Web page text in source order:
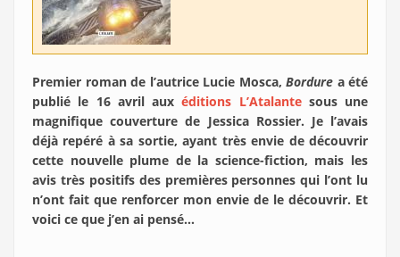
Premier roman de l’autrice Lucie Mosca, Bordure a été
publié le 16 avril auxéditions L’Atalantesous une
magnifique couverture de Jessica Rossier. Je l’avais
déjà repéré à sa sortie, ayant très envie de découvrir
cette nouvelle plume de la science-fiction, mais les
avis très positifs des premières personnes qui l’ont lu
n’ont fait que renforcer mon envie de le découvrir. Et
voici ce que j’en ai pensé…